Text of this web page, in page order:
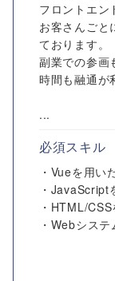
フロントエン
お客さんごと
ております。
副業での参画
時間も融通が
...
必須スキル
・Vueを用い
・JavaScript
・HTML/
・Webシス